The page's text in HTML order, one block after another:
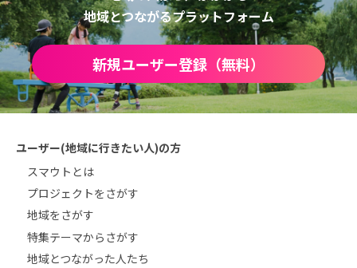
地域とつながるプラットフォーム
新規ユーザー登録（無料）
ユーザー(地域に行きたい人)の方
スマウトとは
プロジェクトをさがす
地域をさがす
特集テーマからさがす
地域とつながった人たち